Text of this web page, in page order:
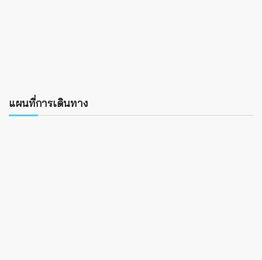
แผนที่การเดินทาง